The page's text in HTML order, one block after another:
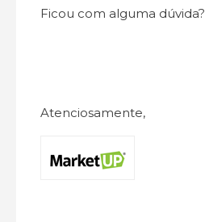
Ficou com alguma dúvida?
Atenciosamente,